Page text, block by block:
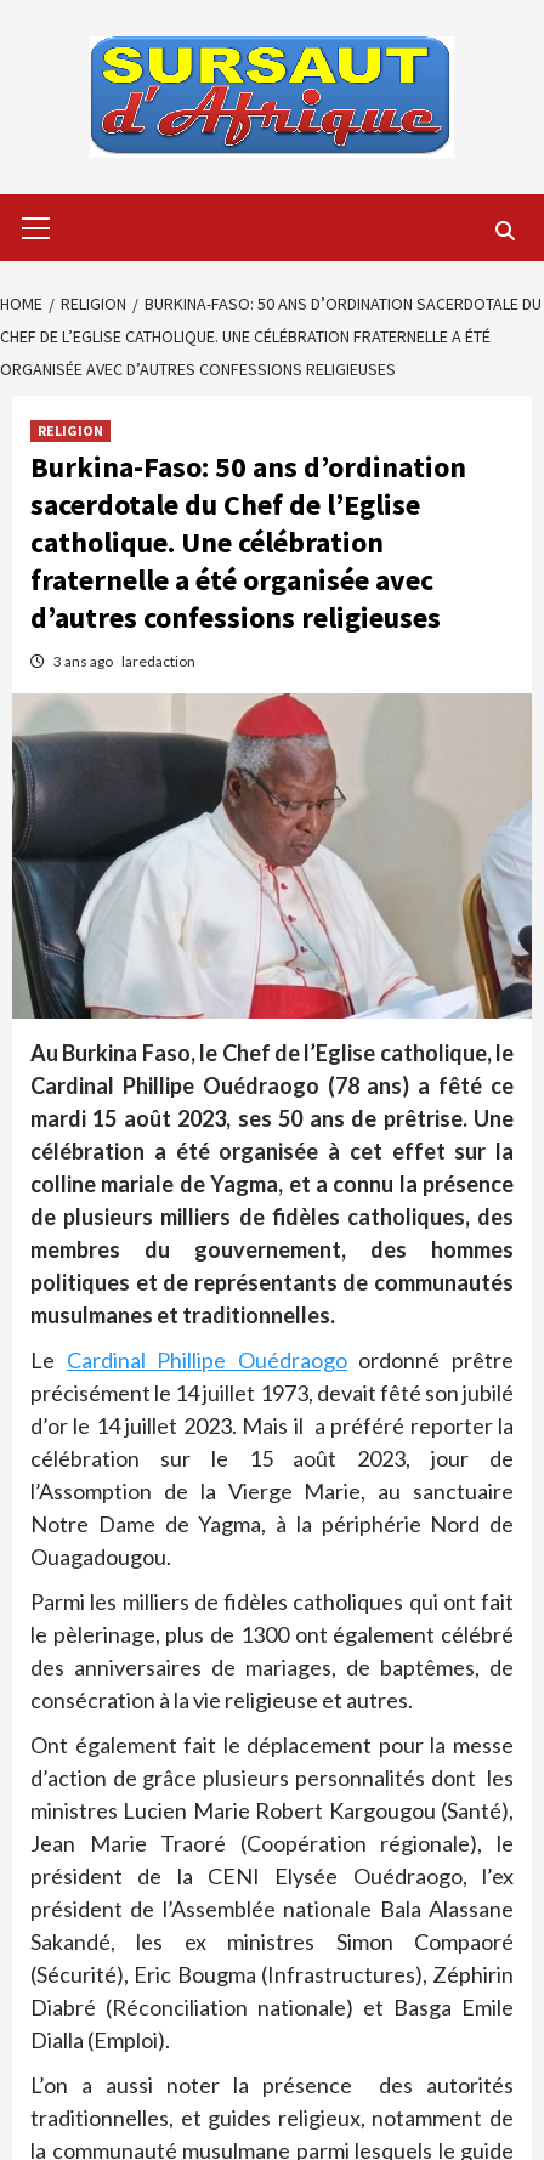
Menu
HOME RELIGION
BURKINA-FASO: 50 ANS D’ORDINATION SACERDOTALE DU
CHEF DE L’EGLISE CATHOLIQUE. UNE CÉLÉBRATION FRATERNELLE A ÉTÉ
ORGANISÉE AVEC D’AUTRES CONFESSIONS RELIGIEUSES
RELIGION
Burkina-Faso: 50 ans d’ordination
sacerdotale du Chef de l’Eglise
catholique. Une célébration
fraternelle a été organisée avec
d’autres confessions religieuses
3 ans ago laredaction
Au Burkina Faso, le Chef de l’Eglise catholique, le
Cardinal Phillipe Ouédraogo (78 ans) a fêté ce
mardi 15 août 2023, ses 50 ans de prêtrise. Une
célébration a été organisée à cet effet sur la
colline mariale de Yagma, et a connu la présence
de plusieurs milliers de fidèles catholiques, des
membres du gouvernement, des hommes
politiques et de représentants de communautés
musulmanes et traditionnelles.
Le Cardinal Phillipe Ouédraogoordonné prêtre
précisément le 14 juillet 1973, devait fêté son jubilé
d’or le 14 juillet 2023. Mais il a préféré reporter la
célébration sur le 15 août 2023, jour de
l’Assomption de la Vierge Marie, au sanctuaire
Notre Dame de Yagma, à la périphérie Nord de
Ouagadougou.
Parmi les milliers de fidèles catholiques qui ont fait
le pèlerinage, plus de 1300 ont également célébré
des anniversaires de mariages, de baptêmes, de
consécration à la vie religieuse et autres.
Ont également fait le déplacement pour la messe
d’action de grâce plusieurs personnalités dont les
ministres Lucien Marie Robert Kargougou (Santé),
Jean Marie Traoré (Coopération régionale), le
président de la CENI Elysée Ouédraogo, l’ex
président de l’Assemblée nationale Bala Alassane
Sakandé, les ex ministres Simon Compaoré
(Sécurité), Eric Bougma (Infrastructures), Zéphirin
Diabré (Réconciliation nationale) et Basga Emile
Dialla (Emploi).
L’on a aussi noter la présence des autorités
traditionnelles, et guides religieux, notamment de
la communauté musulmane parmi lesquels le guide